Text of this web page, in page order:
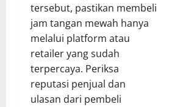
tersebut, pastikan membeli
jam tangan mewah hanya
melalui platform atau
retailer yang sudah
terpercaya. Periksa
reputasi penjual dan
ulasan dari pembeli